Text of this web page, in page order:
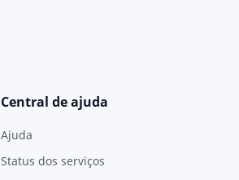
Central de ajuda
Ajuda
Status dos serviços